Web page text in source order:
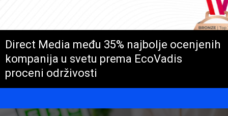
Direct Media među 35% najbolje ocenjenih
kompanija u svetu prema EcoVadis
proceni održivosti